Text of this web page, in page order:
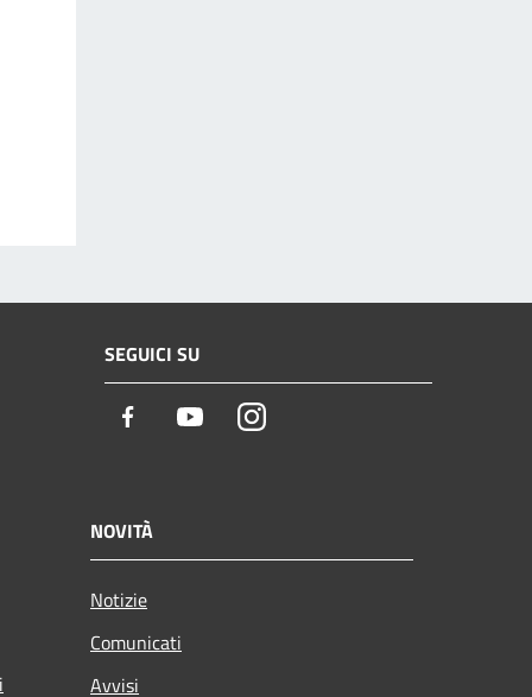
SEGUICI SU
Facebook YoutubeInstagram
NOVITÀ
Notizie
Comunicati
Avvisi